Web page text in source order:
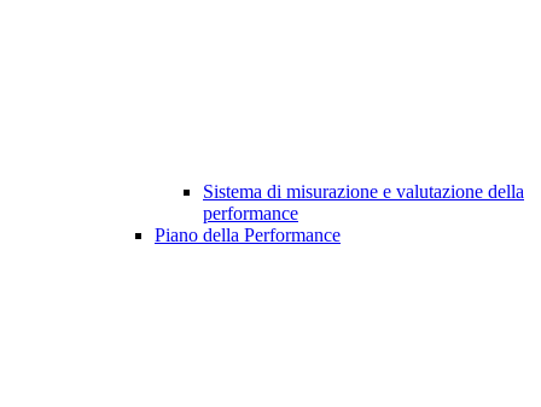
Sistema di misurazione e valutazione della
performance
Piano della Performance